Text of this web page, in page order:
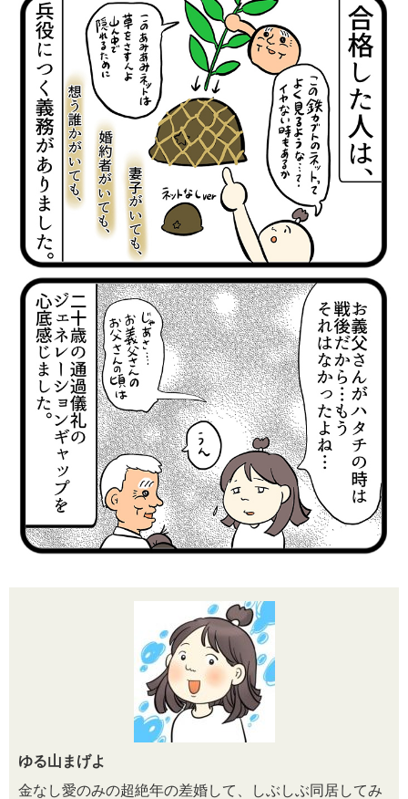
ゆる山まげよ
金なし愛のみの超絶年の差婚して、しぶしぶ同居してみ